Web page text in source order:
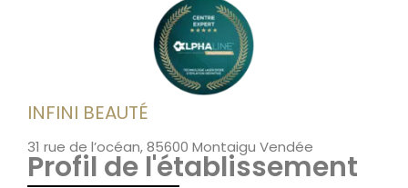
INFINI BEAUTÉ
31 rue de l’océan, 85600 Montaigu Vendée
Profil de l'établissement